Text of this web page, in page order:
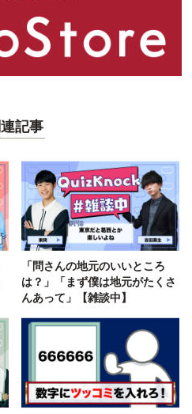
記事
「問さんの地元のいいところ
は？」「まず僕は地元がたくさ
んあって」【雑談中】